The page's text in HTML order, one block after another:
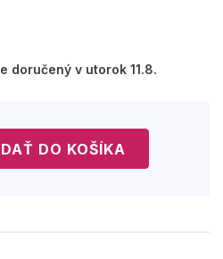
doručený v utorok 11.8.